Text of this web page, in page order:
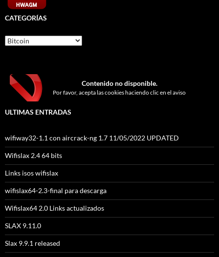
CATEGORÍAS
Categorías
Contenido no disponible.
Por favor, acepta las cookies haciendo clic en el aviso
ULTIMAS ENTRADAS
wifiway32-1.1 con aircrack-ng 1.7 11/05/2022 UPDATED
Wifislax 2.4 64 bits
Links isos wifislax
wifislax64-2.3-final para descarga
Wifislax64 2.0 Links actualizados
SLAX 9.11.0
Slax 9.9.1 released